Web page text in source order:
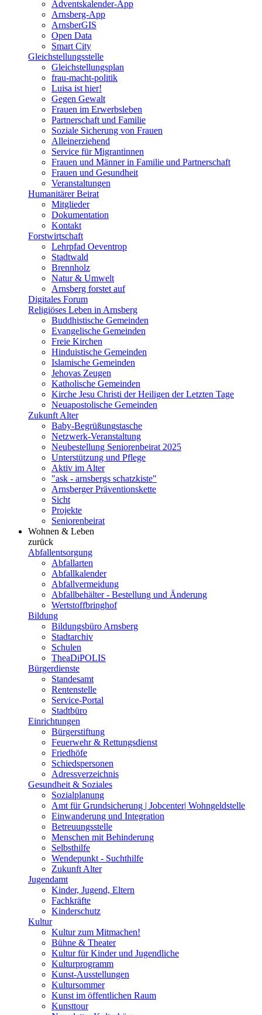
Adventskalender-App
Arnsberg-App
ArnsberGIS
Open Data
Smart City
Gleichstellungsstelle
Gleichstellungsplan
frau-macht-politik
Luisa ist hier!
Gegen Gewalt
Frauen im Erwerbsleben
Partnerschaft und Familie
Soziale Sicherung von Frauen
Alleinerziehend
Service für Migrantinnen
Frauen und Männer in Familie und Partnerschaft
Frauen und Gesundheit
Veranstaltungen
Humanitärer Beirat
Mitglieder
Dokumentation
Kontakt
Forstwirtschaft
Lehrpfad Oeventrop
Stadtwald
Brennholz
Natur & Umwelt
Arnsberg forstet auf
Digitales Forum
Religiöses Leben in Arnsberg
Buddhistische Gemeinden
Evangelische Gemeinden
Freie Kirchen
Hinduistische Gemeinden
Islamische Gemeinden
Jehovas Zeugen
Katholische Gemeinden
Kirche Jesu Christi der Heiligen der Letzten Tage
Neuapostolische Gemeinden
Zukunft Alter
Baby-Begrüßungstasche
Netzwerk-Veranstaltung
Neubestellung Seniorenbeirat 2025
Unterstützung und Pflege
Aktiv im Alter
"ask - arnsbergs schatzkiste"
Arnsberger Präventionskette
Sicht
Projekte
Seniorenbeirat
Wohnen & Leben
zurück
Abfallentsorgung
Abfallarten
Abfallkalender
Abfallvermeidung
Abfallbehälter - Bestellung und Änderung
Wertstoffbringhof
Bildung
Bildungsbüro Arnsberg
Stadtarchiv
Schulen
TheaDiPOLIS
Bürgerdienste
Standesamt
Rentenstelle
Service-Portal
Stadtbüro
Einrichtungen
Bürgerstiftung
Feuerwehr & Rettungsdienst
Friedhöfe
Schiedspersonen
Adressverzeichnis
Gesundheit & Soziales
Sozialplanung
Amt für Grundsicherung | Jobcenter| Wohngeldstelle
Einwanderung und Integration
Betreuungsstelle
Menschen mit Behinderung
Selbsthilfe
Wendepunkt - Suchthilfe
Zukunft Alter
Jugendamt
Kinder, Jugend, Eltern
Fachkräfte
Kinderschutz
Kultur
Kultur zum Mitmachen!
Bühne & Theater
Kultur für Kinder und Jugendliche
Kulturprogramm
Kunst-Ausstellungen
Kultursommer
Kunst im öffentlichen Raum
Kunsttour